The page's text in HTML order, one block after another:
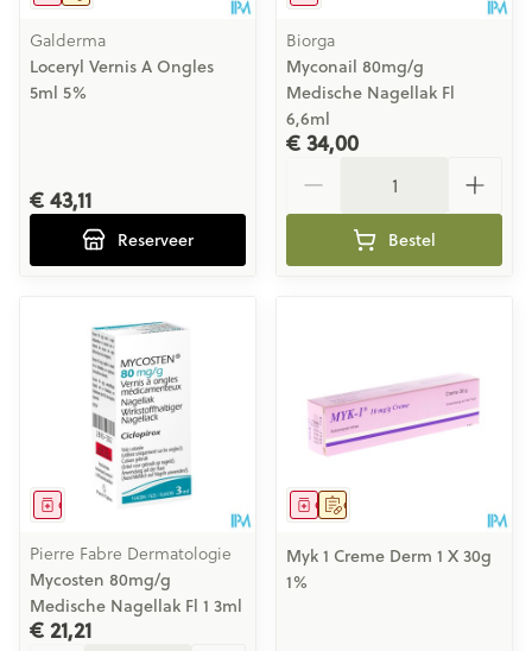
Galderma
Loceryl Vernis A Ongles
5ml 5%
€ 43,11
Reserveer
Biorga
Myconail 80mg/g
Medische Nagellak Fl
6,6ml
€ 34,00
Bestel
Geneesmiddel
Pierre Fabre Dermatologie
Mycosten 80mg/g
Medische Nagellak Fl 1 3ml
€ 21,21
Op voorschrift
Geneesmiddel
Myk 1 Creme Derm 1 X 30g
1%